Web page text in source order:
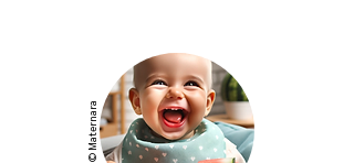
© Maternara